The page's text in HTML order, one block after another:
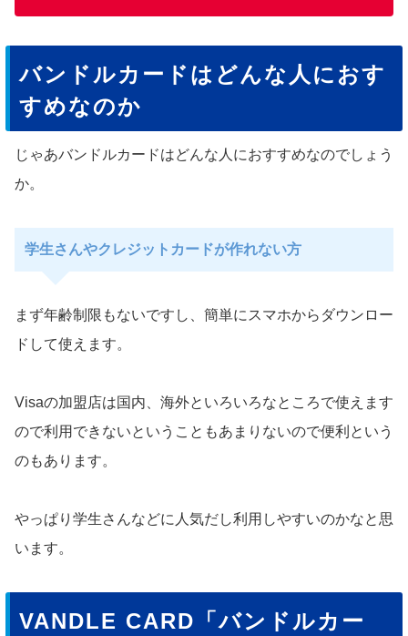
バンドルカードはどんな人におす
すめなのか
じゃあバンドルカードはどんな人におすすめなのでしょう
か。
学生さんやクレジットカードが作れない方
まず年齢制限もないですし、簡単にスマホからダウンロー
ドして使えます。
Visaの加盟店は国内、海外といろいろなところで使えます
ので利用できないということもあまりないので便利という
のもあります。
やっぱり学生さんなどに人気だし利用しやすいのかなと思
います。
VANDLE CARD「バンドルカー